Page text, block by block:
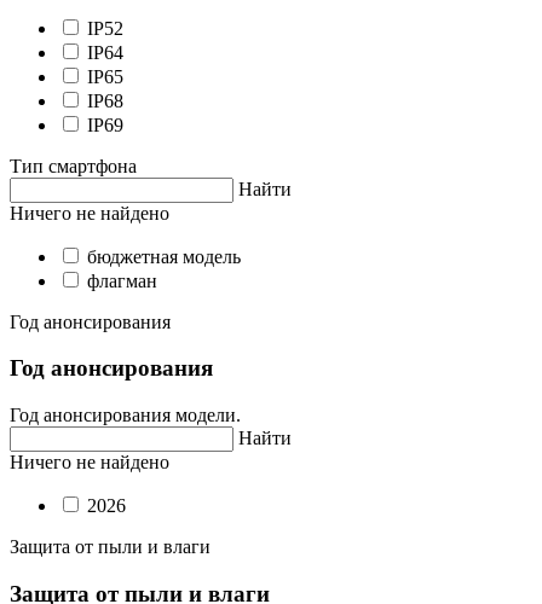
IP52
IP64
IP65
IP68
IP69
Тип смартфона
Найти
Ничего не найдено
бюджетная модель
флагман
Год анонсирования
Год анонсирования
Год анонсирования модели.
Найти
Ничего не найдено
2026
Защита от пыли и влаги
Защита от пыли и влаги